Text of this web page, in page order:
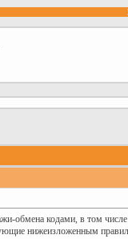
обмена кодами, в том
нижеизложенным